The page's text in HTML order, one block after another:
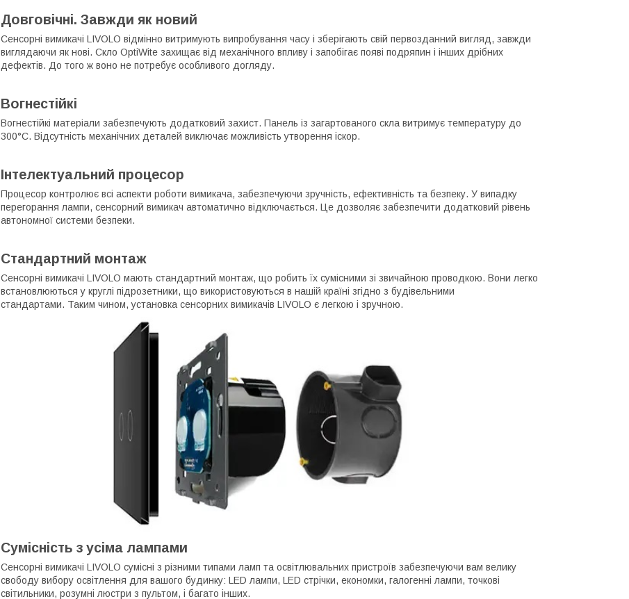
Довговічні. Завжди як новий
Сенсорні вимикачі LIVOLO відмінно витримують випробування часу і зберігають свій первозданний вигляд, завжди
виглядаючи як нові. Скло OptiWite захищає від механічного впливу і запобігає появі подряпин і інших дрібних
дефектів. До того ж воно не потребує особливого догляду.
Вогнестійкі
Вогнестійкі матеріали забезпечують додатковий захист. Панель із загартованого скла витримує температуру до
300°С. Відсутність механічних деталей виключає можливість утворення іскор.
Інтелектуальний процесор
Процесор контролює всі аспекти роботи вимикача, забезпечуючи зручність, ефективність та безпеку. У випадку
перегорання лампи, сенсорний вимикач автоматично відключається. Це дозволяє забезпечити додатковий рівень
автономної системи безпеки.
Стандартний монтаж
Сенсорні вимикачі LIVOLO мають стандартний монтаж, що робить їх сумісними зі звичайною проводкою. Вони легко
встановлюються у круглі підрозетники, що використовуються в нашій країні згідно з будівельними
стандартами. Таким чином, установка сенсорних вимикачів LIVOLO є легкою і зручною.
Сумісність з усіма лампами
Сенсорні вимикачі LIVOLO сумісні з різними типами ламп та освітлювальних пристроїв забезпечуючи вам велику
свободу вибору освітлення для вашого будинку: LED лампи, LED стрічки, економки, галогенні лампи, точкові
світильники, розумні люстри з пультом, і багато інших.